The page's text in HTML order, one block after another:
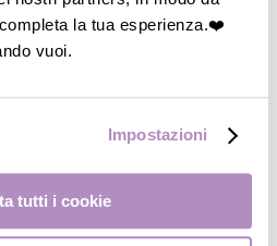
la tua esperienza.❤️
vuoi.
Impostazioni
tutti i cookie